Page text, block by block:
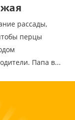
рассады,
перцы
Папа в...